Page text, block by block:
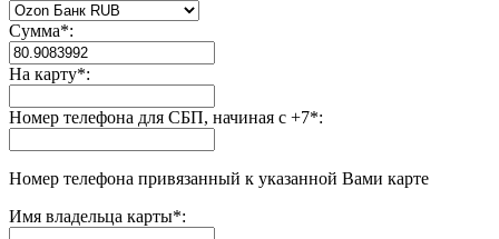
Сумма*:
На карту*:
Номер телефона для СБП, начиная с +7*:
Номер телефона привязанный к указанной Вами карте
Имя владельца карты*: